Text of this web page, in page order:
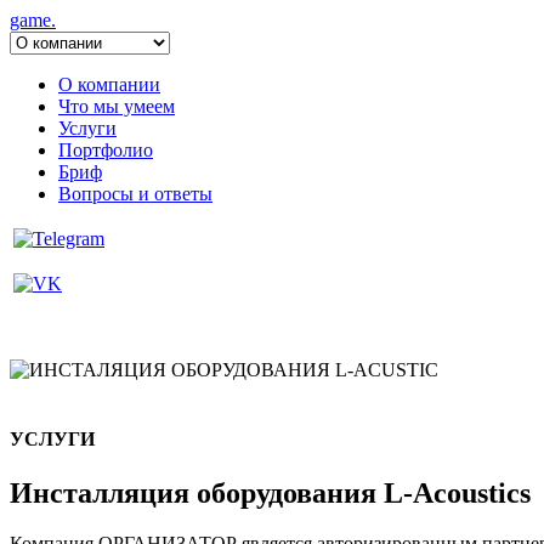
game.
О компании
Что мы умеем
Услуги
Портфолио
Бриф
Вопросы и ответы
УСЛУГИ
Инсталляция оборудования L-Acoustics